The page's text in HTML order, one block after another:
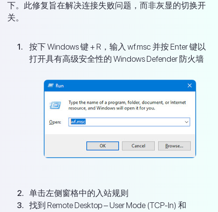
下。此修复旨在解决连接失败问题，而非灰显的切换开
关。
按下 Windows 键 + R，输入 wf.msc 并按 Enter 键以
打开具有高级安全性的 Windows Defender 防火墙
单击左侧窗格中的入站规则
找到 Remote Desktop – User Mode (TCP-In) 和